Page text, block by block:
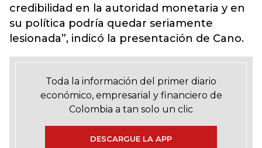
credibilidad en la autoridad monetaria y en
su política podría quedar seriamente
lesionada”, indicó la presentación de Cano.
Toda la información del primer diario
económico, empresarial y financiero de
Colombia a tan solo un clic
DESCARGUE LA APP